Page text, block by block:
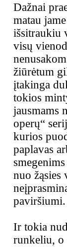
Dažnai
matau
išsitraukiu
visų
žiūrėtum
įtakinga
tokios
jausmams
operų“
kurios
paplavas
nuo žąsies
paviršiumi.
Ir tokia
runkeliu, o